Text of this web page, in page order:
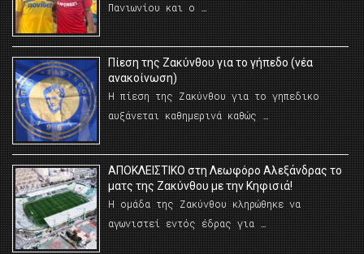
Πανιωνίου και ο …
Πίεση της Ζακύνθου για το γήπεδο (νέα
ανακοίνωση)
Η πίεση της Ζακύνθου για το γηπεδικο
αυξάνεται καθημερινά καθώς …
AΠΟΚΛΕΙΣΤΙΚΟ στη Λεωφόρο Αλεξάνδρας το
ματς της Ζακύνθου με την Κηφισιά!
Η ομάδα της Ζακύνθου κληρώθηκε να
αγωνιστεί εντός έδρας για …